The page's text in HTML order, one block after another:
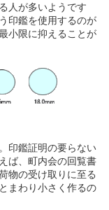
人が多いようです
印鑑を使用するのが
小限に抑えることが
印鑑証明の要らない
ば、町内会の回覧書
物の受け取りに至る
まわり小さく作るの